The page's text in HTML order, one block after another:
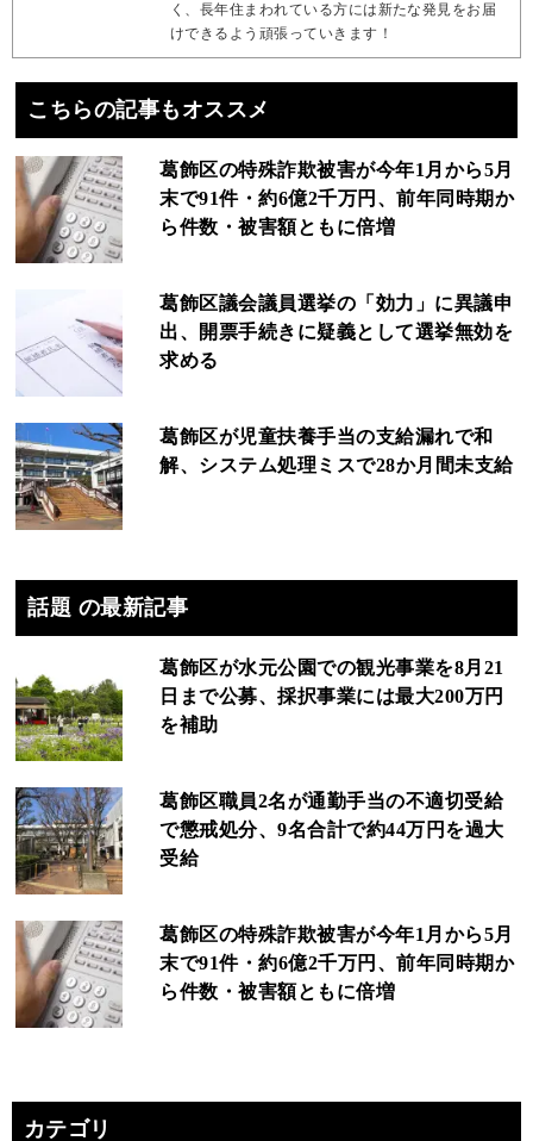
く、長年住まわれている方には新たな発見をお届
けできるよう頑張っていきます！
こちらの記事もオススメ
葛飾区の特殊詐欺被害が今年1月から5月
末で91件・約6億2千万円、前年同時期か
ら件数・被害額ともに倍増
葛飾区議会議員選挙の「効力」に異議申
出、開票手続きに疑義として選挙無効を
求める
葛飾区が児童扶養手当の支給漏れで和
解、システム処理ミスで28か月間未支給
話題 の最新記事
葛飾区が水元公園での観光事業を8月21
日まで公募、採択事業には最大200万円
を補助
葛飾区職員2名が通勤手当の不適切受給
で懲戒処分、9名合計で約44万円を過大
受給
葛飾区の特殊詐欺被害が今年1月から5月
末で91件・約6億2千万円、前年同時期か
ら件数・被害額ともに倍増
カテゴリ